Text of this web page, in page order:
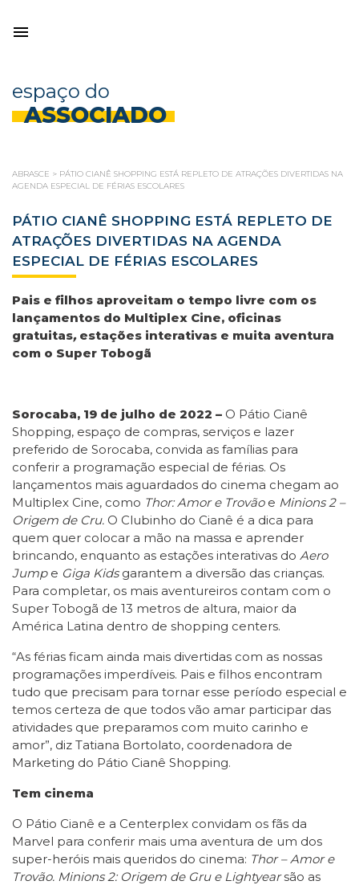
espaço do
ASSOCIADO
ABRASCE > PÁTIO CIANÊ SHOPPING ESTÁ REPLETO DE ATRAÇÕES DIVERTIDAS NA
AGENDA ESPECIAL DE FÉRIAS ESCOLARES
PÁTIO CIANÊ SHOPPING ESTÁ REPLETO DE
ATRAÇÕES DIVERTIDAS NA AGENDA
ESPECIAL DE FÉRIAS ESCOLARES
Pais e filhos aproveitam o tempo livre com os
lançamentos do Multiplex Cine, oficinas
gratuitas, estações interativas e muita aventura
com o Super Tobogã
Sorocaba, 19 de julho de 2022 – O Pátio Cianê
Shopping, espaço de compras, serviços e lazer
preferido de Sorocaba, convida as famílias para
conferir a programação especial de férias. Os
lançamentos mais aguardados do cinema chegam ao
Multiplex Cine, como Thor: Amor e Trovão e Minions 2 –
Origem de Cru. O Clubinho do Cianê é a dica para
quem quer colocar a mão na massa e aprender
brincando, enquanto as estações interativas do Aero
Jump e Giga Kids garantem a diversão das crianças.
Para completar, os mais aventureiros contam com o
Super Tobogã de 13 metros de altura, maior da
América Latina dentro de shopping centers.
“As férias ficam ainda mais divertidas com as nossas
programações imperdíveis. Pais e filhos encontram
tudo que precisam para tornar esse período especial e
temos certeza de que todos vão amar participar das
atividades que preparamos com muito carinho e
amor”, diz Tatiana Bortolato, coordenadora de
Marketing do Pátio Cianê Shopping.
Tem cinema
O Pátio Cianê e a Centerplex convidam os fãs da
Marvel para conferir mais uma aventura de um dos
super-heróis mais queridos do cinema: Thor – Amor e
Trovão. Minions 2: Origem de Gru e Lightyearsão as